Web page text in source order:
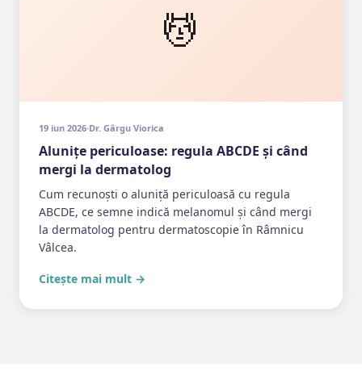
💆
19 iun 2026·Dr. Gârgu Viorica
Alunițe periculoase: regula ABCDE și când
mergi la dermatolog
Cum recunoști o aluniță periculoasă cu regula
ABCDE, ce semne indică melanomul și când mergi
la dermatolog pentru dermatoscopie în Râmnicu
Vâlcea.
Citește mai mult →